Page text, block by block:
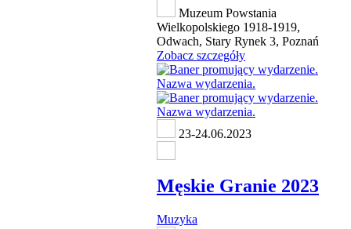
Muzeum Powstania
Wielkopolskiego 1918-1919,
Odwach, Stary Rynek 3, Poznań
Zobacz szczegóły
23-24.06.2023
Męskie Granie 2023
Muzyka